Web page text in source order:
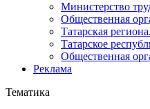
Министерство
Общественная
Татарская
Татарское
Общественная
Реклама
Тематика